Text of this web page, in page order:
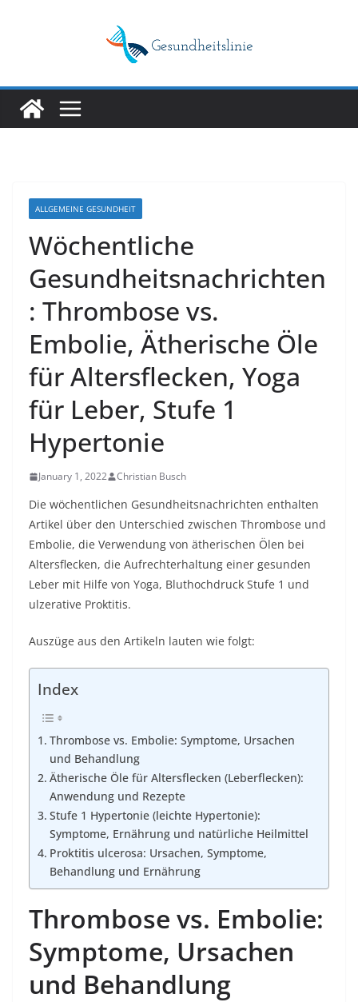
ALLGEMEINE GESUNDHEIT
Wöchentliche
Gesundheitsnachrichten
: Thrombose vs.
Embolie, Ätherische Öle
für Altersflecken, Yoga
für Leber, Stufe 1
Hypertonie
January 1, 2022 Christian Busch
Die wöchentlichen Gesundheitsnachrichten enthalten
Artikel über den Unterschied zwischen Thrombose und
Embolie, die Verwendung von ätherischen Ölen bei
Altersflecken, die Aufrechterhaltung einer gesunden
Leber mit Hilfe von Yoga, Bluthochdruck Stufe 1 und
ulzerative Proktitis.
Auszüge aus den Artikeln lauten wie folgt:
Index
Thrombose vs. Embolie: Symptome, Ursachen
und Behandlung
Ätherische Öle für Altersflecken (Leberflecken):
Anwendung und Rezepte
Stufe 1 Hypertonie (leichte Hypertonie):
Symptome, Ernährung und natürliche Heilmittel
Proktitis ulcerosa: Ursachen, Symptome,
Behandlung und Ernährung
Thrombose vs. Embolie:
Symptome, Ursachen
und Behandlung